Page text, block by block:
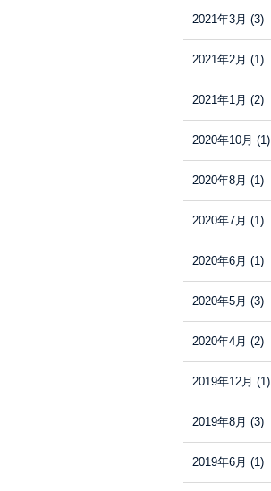
2021年3月 (3)
2021年2月 (1)
2021年1月 (2)
2020年10月 (1)
2020年8月 (1)
2020年7月 (1)
2020年6月 (1)
2020年5月 (3)
2020年4月 (2)
2019年12月 (1)
2019年8月 (3)
2019年6月 (1)